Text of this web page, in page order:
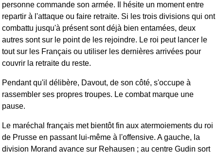
personne commande son armée. Il hésite un moment entre
repartir à l'attaque ou faire retraite. Si les trois divisions qui ont
combattu jusqu'à présent sont déjà bien entamées, deux
autres sont sur le point de les rejoindre. Le roi peut lancer le
tout sur les Français ou utiliser les dernières arrivées pour
couvrir la retraite du reste.
Pendant qu'il délibère, Davout, de son côté, s'occupe à
rassembler ses propres troupes. Le combat marque une
pause.
Le maréchal français met bientôt fin aux atermoiements du roi
de Prusse en passant lui-même à l'offensive. A gauche, la
division Morand avance sur Rehausen ; au centre Gudin sort